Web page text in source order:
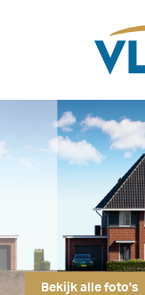
Bekijk alle foto's